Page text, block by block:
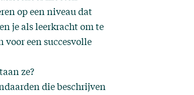
op een niveau dat
je als leerkracht om te
een succesvolle
ze?
die beschrijven